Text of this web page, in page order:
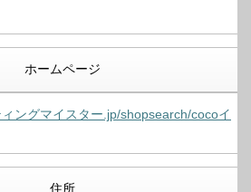
ホームページ
ングマイスター.jp/shopsearch/cocoイ
住所